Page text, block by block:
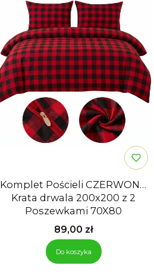
Komplet Pościeli CZERWONA
Krata drwala 200x200 z 2
Poszewkami 70X80
Cena
89,00 zł
Do koszyka